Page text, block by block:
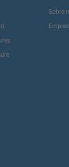
Sobre
Empleo